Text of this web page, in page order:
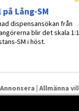
Lång-SM
dispensansökan från
blir det skala
SM i höst.
Annonsera | Allmänna